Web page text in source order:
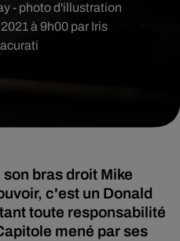
à 9h00 par Iris
- photo d'illustration
bras droit Mike
c'est un Donald
toute responsabilité
mené par ses